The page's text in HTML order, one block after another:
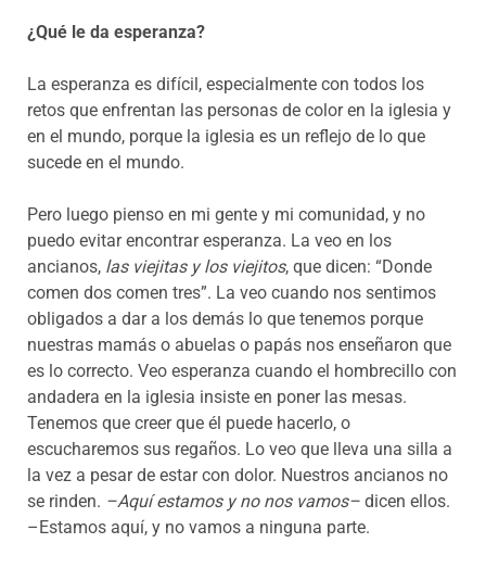
¿Qué le da esperanza?
La esperanza es difícil, especialmente con todos los
retos que enfrentan las personas de color en la iglesia y
en el mundo, porque la iglesia es un reflejo de lo que
sucede en el mundo.
Pero luego pienso en mi gente y mi comunidad, y no
puedo evitar encontrar esperanza. La veo en los
ancianos, las viejitas y los viejitos, que dicen: “Donde
comen dos comen tres”. La veo cuando nos sentimos
obligados a dar a los demás lo que tenemos porque
nuestras mamás o abuelas o papás nos enseñaron que
es lo correcto. Veo esperanza cuando el hombrecillo con
andadera en la iglesia insiste en poner las mesas.
Tenemos que creer que él puede hacerlo, o
escucharemos sus regaños. Lo veo que lleva una silla a
la vez a pesar de estar con dolor. Nuestros ancianos no
se rinden. –Aquí estamos y no nos vamos– dicen ellos.
–Estamos aquí, y no vamos a ninguna parte.